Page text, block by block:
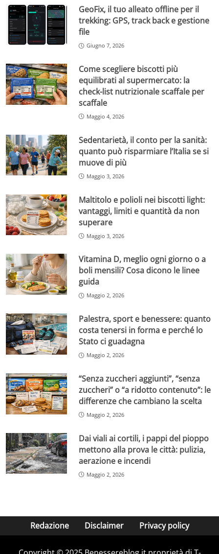
GeoFix, il tuo alleato offline per il
trekking: GPS, track back e gestione
file
Giugno 7, 2026
Come scegliere biscotti più
equilibrati al supermercato: la
check-list nutrizionale scaffale per
scaffale
Maggio 4, 2026
Sedentarietà, il conto per la sanità:
quanto può risparmiare l’Italia se si
muove di più
Maggio 3, 2026
Maltitolo e polioli nei biscotti light:
vantaggi, limiti e quantità da non
superare
Maggio 3, 2026
Vitamina D, meglio ogni giorno o a
boli mensili? Cosa dicono le linee
guida
Maggio 2, 2026
Palestra, sport e benessere: quanto
costa tenersi in forma e perché lo
Stato ci guadagna
Maggio 2, 2026
“Senza zuccheri aggiunti”, “senza
zuccheri” o “a ridotto contenuto”: le
differenze che cambiano la scelta
Maggio 2, 2026
Dai viali ai cortili, i pappi del pioppo
mettono alla prova le città: pulizia,
aerazione e incendi
Maggio 2, 2026
Redazione Disclaimer Privacy policy